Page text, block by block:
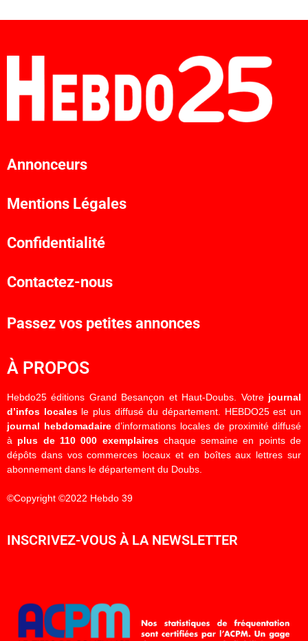
Annonceurs
Mentions Légales
Confidentialité
Contactez-nous
Passez vos petites annonces
À PROPOS
Hebdo25 éditions Grand Besançon et Haut-Doubs. Votre journal
d’infos localesle plus diffusé du département. HEBDO25 est un
journal hebdomadaired’informations locales de proximité diffusé
à plus de 110 000 exemplaireschaque semaine en points de
dépôts dans vos commerces locaux et en boîtes aux lettres sur
abonnement dans le département du Doubs.
©Copyright ©2022 Hebdo 39
INSCRIVEZ-VOUS À LA NEWSLETTER